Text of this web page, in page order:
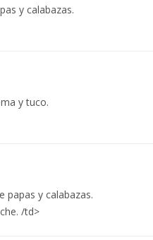
y calabazas.
y tuco.
papas y calabazas.
/td>